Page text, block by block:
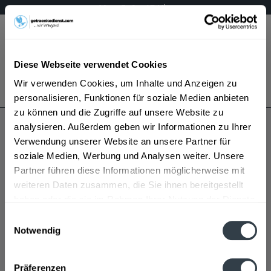
Diese Webseite verwendet Cookies
Wir verwenden Cookies, um Inhalte und Anzeigen zu
personalisieren, Funktionen für soziale Medien anbieten
zu können und die Zugriffe auf unsere Website zu
analysieren. Außerdem geben wir Informationen zu Ihrer
Verwendung unserer Website an unsere Partner für
soziale Medien, Werbung und Analysen weiter. Unsere
Partner führen diese Informationen möglicherweise mit
weiteren Daten zusammen, die Sie ihnen bereitgestellt
Notwendig
Präferenzen
Mo – Fr 9 – 17 Uhr
Menü
Bestellung widerrufen
Es gilt unsere Datenschutzerklärung
Konrad
Konrad wird in den folgenden Regionen, Städten,